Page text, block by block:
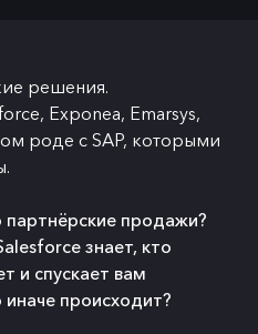
решения.
Exponea, Emarsys,
роде с SAP, которыми
партнёрские продажи?
знает, кто
и спускает вам
иначе происходит?